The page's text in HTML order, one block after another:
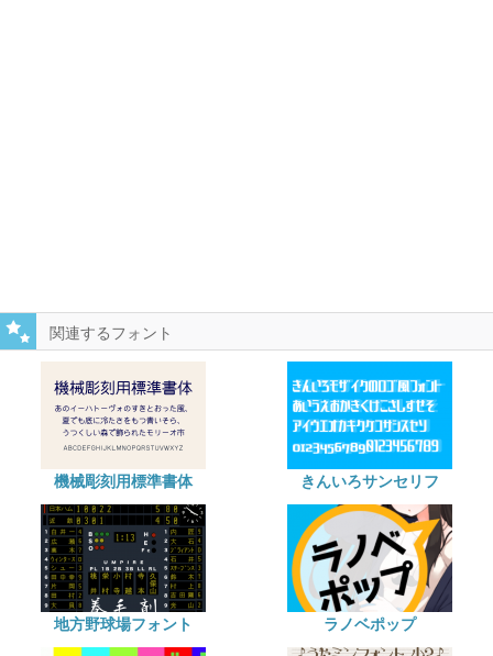
関連するフォント
機械彫刻用標準書体 きんいろサンセリフ
地方野球場フォント ラノベポップ